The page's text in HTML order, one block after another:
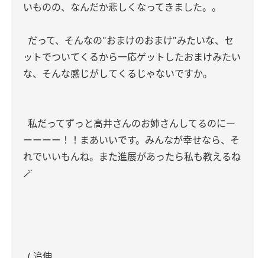
いものの、なんだか悲しくなってきました。。
だって、そんなの"おまけのおまけ"みたいな、セ
ットでついてくるから一応ゲットしたおまけみたい
な、そんな感じがしてくるじゃないですか。
私だってずっと高井さんのお姉さんしてるのにー
ーーーー！！まあいいです。みんなが幸せなら、そ
れでいいもんね。また進展があったら私も教えるね
🪄